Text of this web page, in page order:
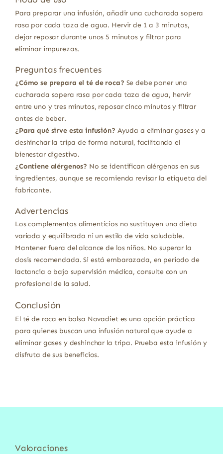
Para preparar una infusión, añadir una cucharada sopera
rasa por cada taza de agua. Hervir de 1 a 3 minutos,
dejar reposar durante unos 5 minutos y filtrar para
eliminar impurezas.
Preguntas frecuentes
¿Cómo se prepara el té de roca? Se debe poner una
cucharada sopera rasa por cada taza de agua, hervir
entre uno y tres minutos, reposar cinco minutos y filtrar
antes de beber.
¿Para qué sirve esta infusión? Ayuda a eliminar gases y a
deshinchar la tripa de forma natural, facilitando el
bienestar digestivo.
¿Contiene alérgenos? No se identifican alérgenos en sus
ingredientes, aunque se recomienda revisar la etiqueta del
fabricante.
Advertencias
Los complementos alimenticios no sustituyen una dieta
variada y equilibrada ni un estilo de vida saludable.
Mantener fuera del alcance de los niños. No superar la
dosis recomendada. Si está embarazada, en periodo de
lactancia o bajo supervisión médica, consulte con un
profesional de la salud.
Conclusión
El té de roca en bolsa Novadiet es una opción práctica
para quienes buscan una infusión natural que ayude a
eliminar gases y deshinchar la tripa. Prueba esta infusión y
disfruta de sus beneficios.
Valoraciones